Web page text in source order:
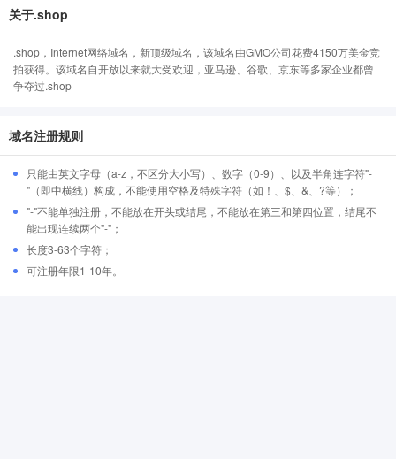
关于.shop
.shop，Internet网络域名，新顶级域名，该域名由GMO公司花费4150万美金竞
拍获得。该域名自开放以来就大受欢迎，亚马逊、谷歌、京东等多家企业都曾
争夺过.shop
域名注册规则
只能由英文字母（a-z，不区分大小写）、数字（0-9）、以及半角连字符"-
"（即中横线）构成，不能使用空格及特殊字符（如！、$、&、?等）；
"-"不能单独注册，不能放在开头或结尾，不能放在第三和第四位置，结尾不
能出现连续两个"-"；
长度3-63个字符；
可注册年限1-10年。